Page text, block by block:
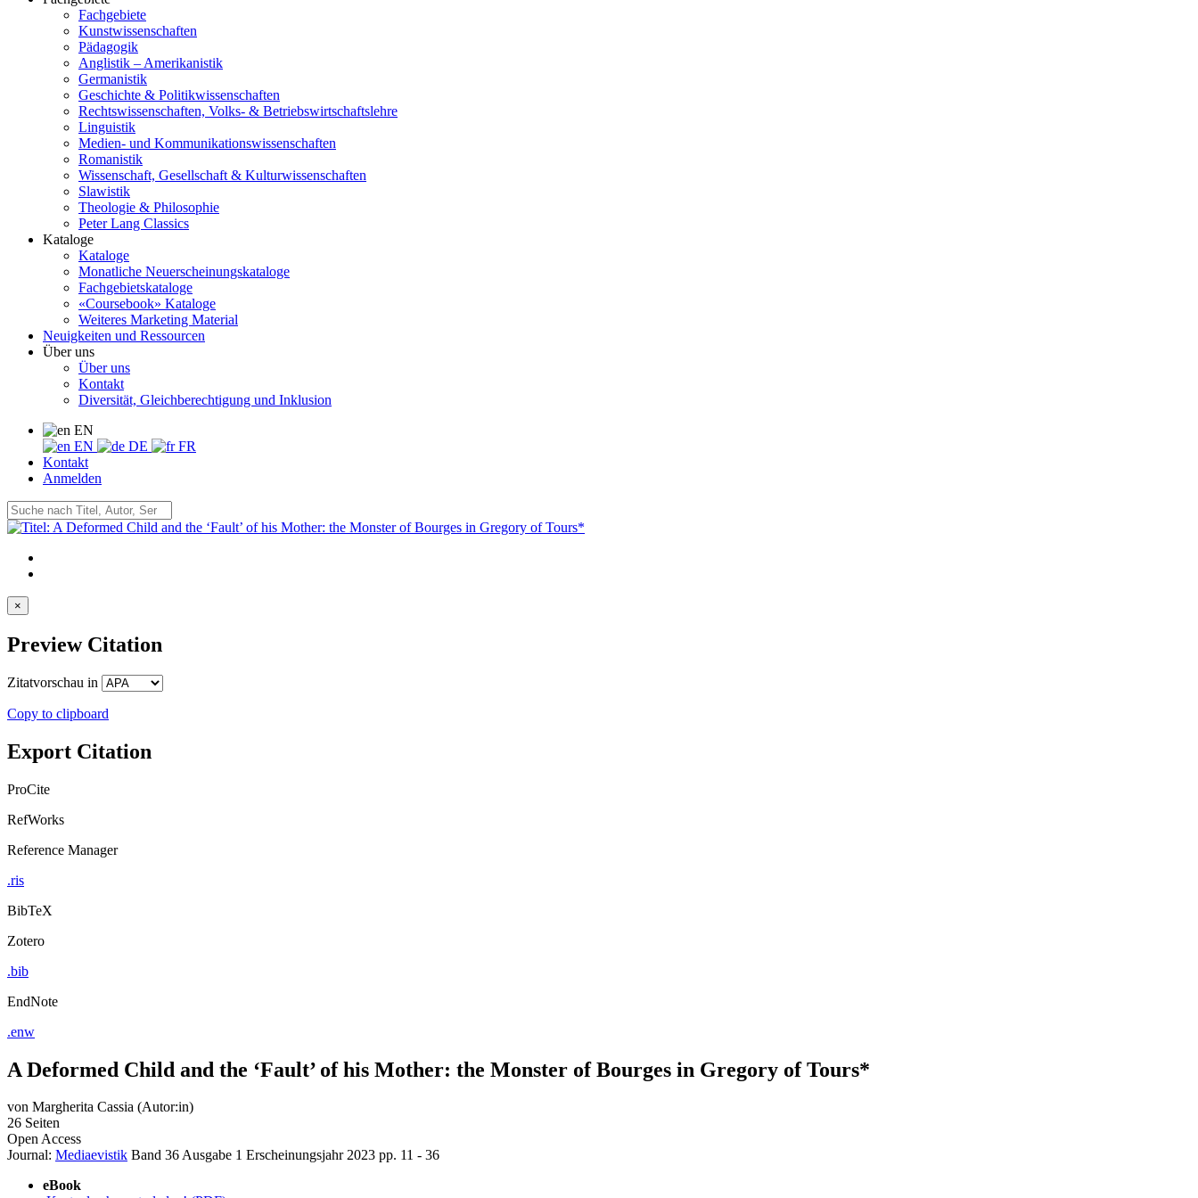
Fachgebiete
Kunstwissenschaften
Pädagogik
Anglistik – Amerikanistik
Germanistik
Geschichte & Politikwissenschaften
Rechtswissenschaften, Volks- & Betriebswirtschaftslehre
Linguistik
Medien- und Kommunikationswissenschaften
Romanistik
Wissenschaft, Gesellschaft & Kulturwissenschaften
Slawistik
Theologie & Philosophie
Peter Lang Classics
Kataloge
Kataloge
Monatliche Neuerscheinungskataloge
Fachgebietskataloge
«Coursebook» Kataloge
Weiteres Marketing Material
Neuigkeiten und Ressourcen
Über uns
Über uns
Kontakt
Diversität, Gleichberechtigung und Inklusion
EN
EN
DE
FR
Kontakt
Anmelden
×
Preview Citation
Zitatvorschau in
Copy to clipboard
Export Citation
ProCite
RefWorks
Reference Manager
.ris
BibTeX
Zotero
.bib
EndNote
.enw
A Deformed Child and the ‘Fault’ of his Mother: the Monster of Bourges in Gregory of Tours*
von Margherita Cassia (Autor:in)
26 Seiten
Open Access
Journal: Mediaevistik Band 36Ausgabe 1 Erscheinungsjahr 2023 pp. 11 - 36
eBook